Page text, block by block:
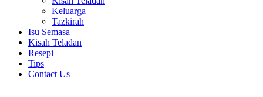
Keluarga
Tazkirah
Isu Semasa
Kisah Teladan
Resepi
Tips
Contact Us